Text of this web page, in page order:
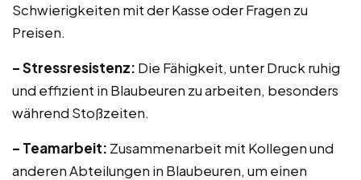
Schwierigkeiten mit der Kasse oder Fragen zu
Preisen.
– Stressresistenz: Die Fähigkeit, unter Druck ruhig
und effizient in Blaubeuren zu arbeiten, besonders
während Stoßzeiten.
– Teamarbeit: Zusammenarbeit mit Kollegen und
anderen Abteilungen in Blaubeuren, um einen